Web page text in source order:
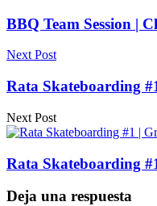
BBQ Team Session |
Next Post
Rata Skateboarding
Next Post
Rata Skateboarding
Deja una respuesta